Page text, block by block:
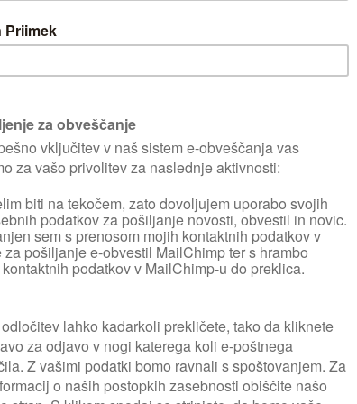
Ni izbirčen glede rastišča in vrste
Nega in oskrba
razraščati, nove poganjke
Razmnoževanje
Kombinacije